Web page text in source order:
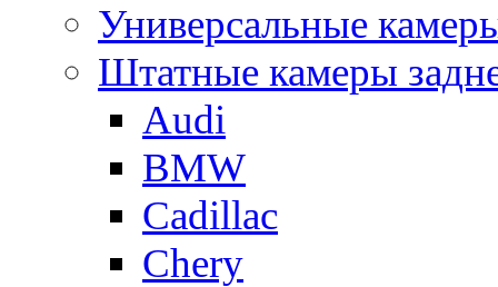
Универсальные
Штатные камеры
Audi
BMW
Cadillac
Chery